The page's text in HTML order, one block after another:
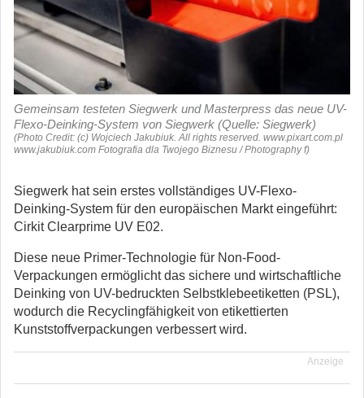
Gemeinsam testeten Siegwerk und Masterpress das neue UV-
Flexo-Deinking-System von Siegwerk (Quelle: Siegwerk)
(Photo Credit: (c) Wojciech Jakubiuk. All rights reserved. www.pixart.com.pl
www.jakubiuk.com Fotografia dla Twojego Biznesu / Photography f)
Siegwerk hat sein erstes vollständiges UV-Flexo-
Deinking-System für den europäischen Markt eingeführt:
Cirkit Clearprime UV E02.
Diese neue Primer-Technologie für Non-Food-
Verpackungen ermöglicht das sichere und wirtschaftliche
Deinking von UV-bedruckten Selbstklebeetiketten (PSL),
wodurch die Recyclingfähigkeit von etikettierten
Kunststoffverpackungen verbessert wird.
Anzeige